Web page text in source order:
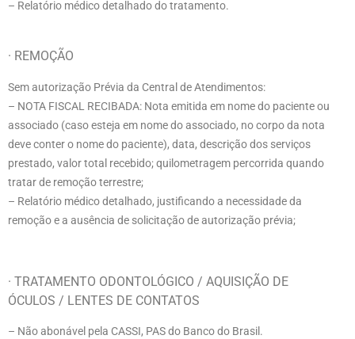
– Relatório médico detalhado do tratamento.
· REMOÇÃO
Sem autorização Prévia da Central de Atendimentos:
– NOTA FISCAL RECIBADA: Nota emitida em nome do paciente ou
associado (caso esteja em nome do associado, no corpo da nota
deve conter o nome do paciente), data, descrição dos serviços
prestado, valor total recebido; quilometragem percorrida quando
tratar de remoção terrestre;
– Relatório médico detalhado, justificando a necessidade da
remoção e a ausência de solicitação de autorização prévia;
· TRATAMENTO ODONTOLÓGICO / AQUISIÇÃO DE
ÓCULOS / LENTES DE CONTATOS
– Não abonável pela CASSI, PAS do Banco do Brasil.